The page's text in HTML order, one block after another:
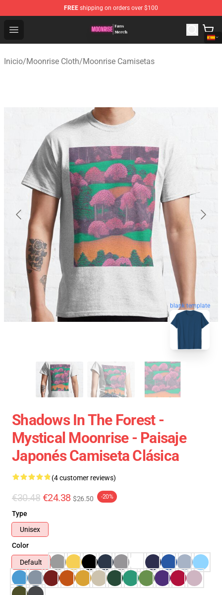
FREE shipping on orders over $100
Open menu
Moonrise Store - Official Moonrise Merchandise Shop
Inicio/Moonrise Cloth/Moonrise Camisetas
blank template
Shadows In The Forest -
Mystical Moonrise - Paisaje
Japonés Camiseta Clásica
(4 customer reviews)
€30.48 €24.38 $26.50 -20%
Type
Unisex
Color
Default